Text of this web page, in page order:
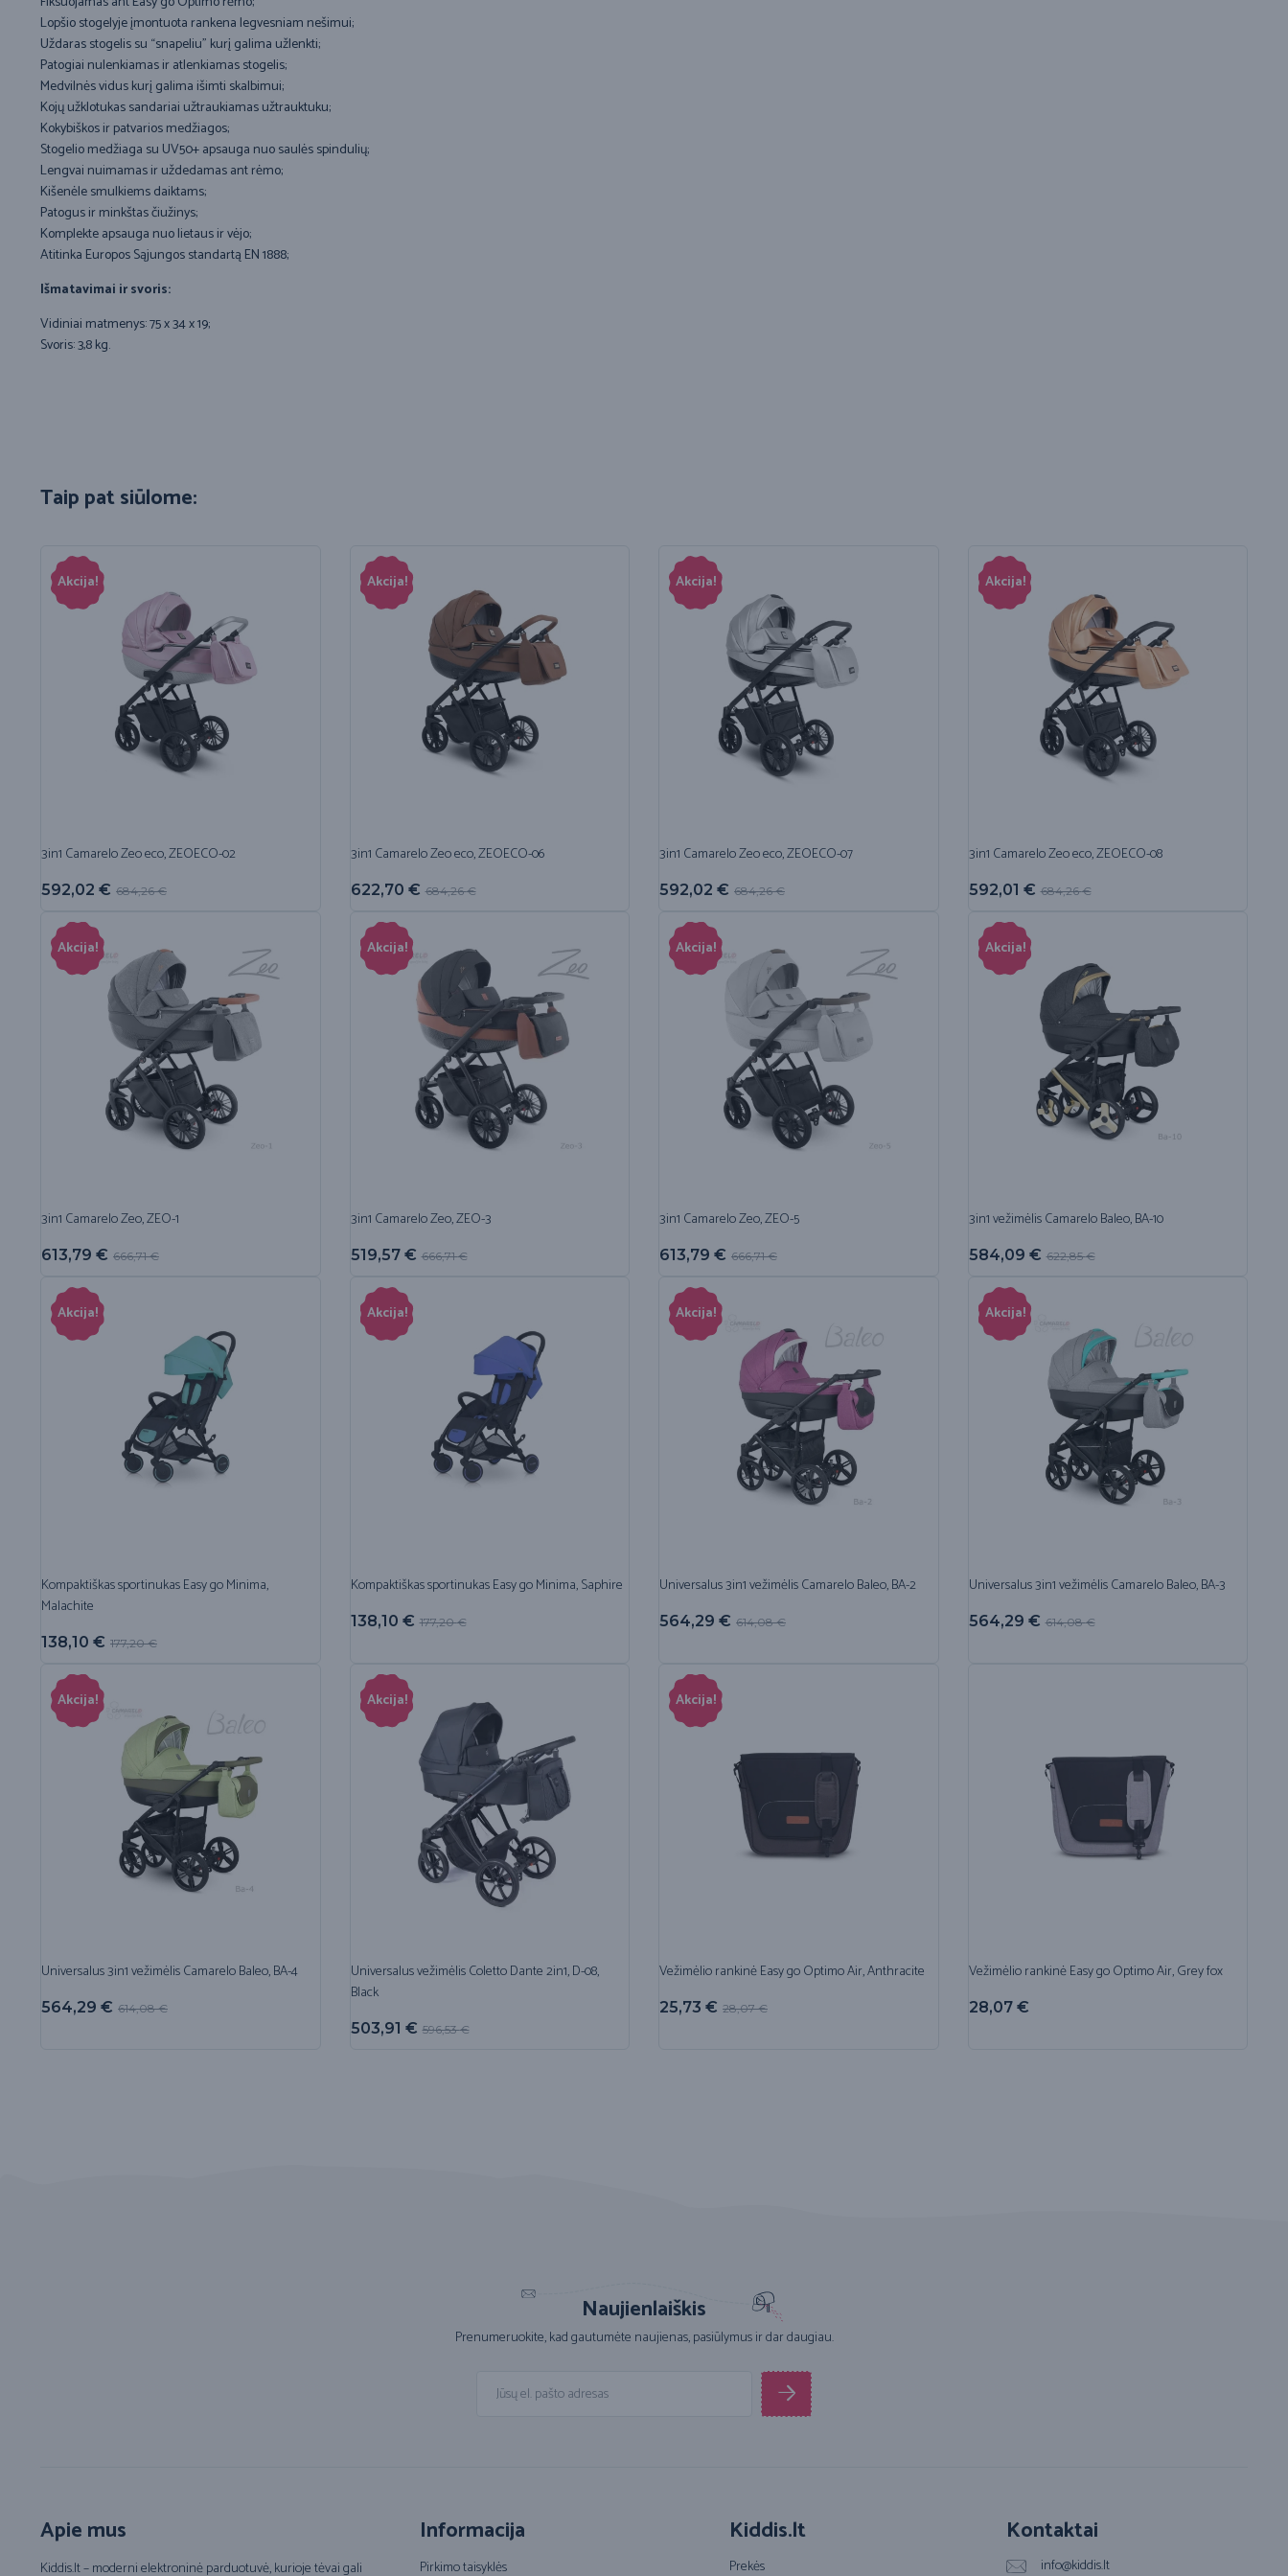
Lopšio stogelyje įmontuota rankena legvesniam nešimui;
Uždaras stogelis su “snapeliu” kurį galima užlenkti;
Patogiai nulenkiamas ir atlenkiamas stogelis;
Medvilnės vidus kurį galima išimti skalbimui;
Kojų užklotukas sandariai užtraukiamas užtrauktuku;
Kokybiškos ir patvarios medžiagos;
Stogelio medžiaga su UV50+ apsauga nuo saulės spindulių;
Lengvai nuimamas ir uždedamas ant rėmo;
Kišenėle smulkiems daiktams;
Patogus ir minkštas čiužinys;
Komplekte apsauga nuo lietaus ir vėjo;
Atitinka Europos Sąjungos standartą EN 1888;
Išmatavimai ir svoris:
Vidiniai matmenys: 75 x 34 x 19;
Svoris: 3,8 kg.
Taip pat siūlome:
Akcija!
3in1 Camarelo Zeo eco, ZEOECO-02
684,26€
592,02 €
Akcija!
3in1 Camarelo Zeo eco, ZEOECO-06
684,26€
622,70 €
Akcija!
3in1 Camarelo Zeo eco, ZEOECO-07
684,26€
592,02 €
Akcija!
3in1 Camarelo Zeo eco, ZEOECO-08
684,26€
592,01 €
Akcija!
3in1 Camarelo Zeo, ZEO-1
666,71€
613,79 €
Akcija!
3in1 Camarelo Zeo, ZEO-3
666,71€
519,57 €
Akcija!
3in1 Camarelo Zeo, ZEO-5
666,71€
613,79 €
Akcija!
3in1 vežimėlis Camarelo Baleo, BA-10
622,85€
584,09 €
Akcija!
Kompaktiškas sportinukas Easy go Minima,
Malachite
177,20€
138,10 €
Akcija!
Kompaktiškas sportinukas Easy go Minima, Saphire
177,20€
138,10 €
Akcija!
Universalus 3in1 vežimėlis Camarelo Baleo, BA-2
614,08€
564,29 €
Akcija!
Universalus 3in1 vežimėlis Camarelo Baleo, BA-3
614,08€
564,29 €
Akcija!
Universalus 3in1 vežimėlis Camarelo Baleo, BA-4
614,08€
564,29 €
Akcija!
Universalus vežimėlis Coletto Dante 2in1, D-08,
Black
596,53€
503,91 €
Akcija!
Vežimėlio rankinė Easy go Optimo Air, Anthracite
28,07€
25,73 €
Vežimėlio rankinė Easy go Optimo Air, Grey fox
28,07 €
Naujienlaiškis
Prenumeruokite, kad gautumėte naujienas, pasiūlymus ir dar daugiau.
Apie mus
Kiddis.lt – moderni elektroninė parduotuvė, kurioje tėvai gali
Informacija
Pirkimo taisyklės
Kiddis.lt
Prekės
Kontaktai
info@kiddis.lt